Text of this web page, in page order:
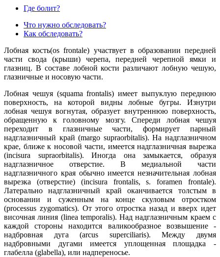
Где болит?
Что нужно обследовать?
Как обследовать?
Лобная кость(os frontale) участвует в образовании передней
части свода (крыши) черепа, передней черепной ямки и
глазниц. В составе лобной кости различают лобную чешую,
глазничные и носовую части.
Лобная чешуя (squama frontalis) имеет выпуклую переднюю
поверхность, на которой видны лобные бугры. Изнутри
лобная чешуя вогнутая, образует внутреннюю поверхность,
обращенную к головному мозгу. Спереди лобная чешуя
переходит в глазничные части, формирует парный
надглазничный край (margo supraorbitalis). На надглазничном
крае, ближе к носовой части, имеется надглазничная вырезка
(incisura supraorbitalis). Иногда она замыкается, образуя
надглазничное отверстие. В медиальной части
надглазничного края обычно имеется незначительная лобная
вырезка (отверстие) (incisura frontalis, s. foramen frontale).
Латерально надглазничный край оканчивается толстым в
основании и суженным на конце скуловым отростком
(processus zygomatics). От этого отростка назад и вверх идет
височная линия (linea temporalis). Над надглазничным краем с
каждой стороны находится валикообразное возвышение -
надбровная дуга (arcus superciliaris). Между двумя
надбровными дугами имеется уплощенная площадка -
глабелла (glabella), или надпереносье.